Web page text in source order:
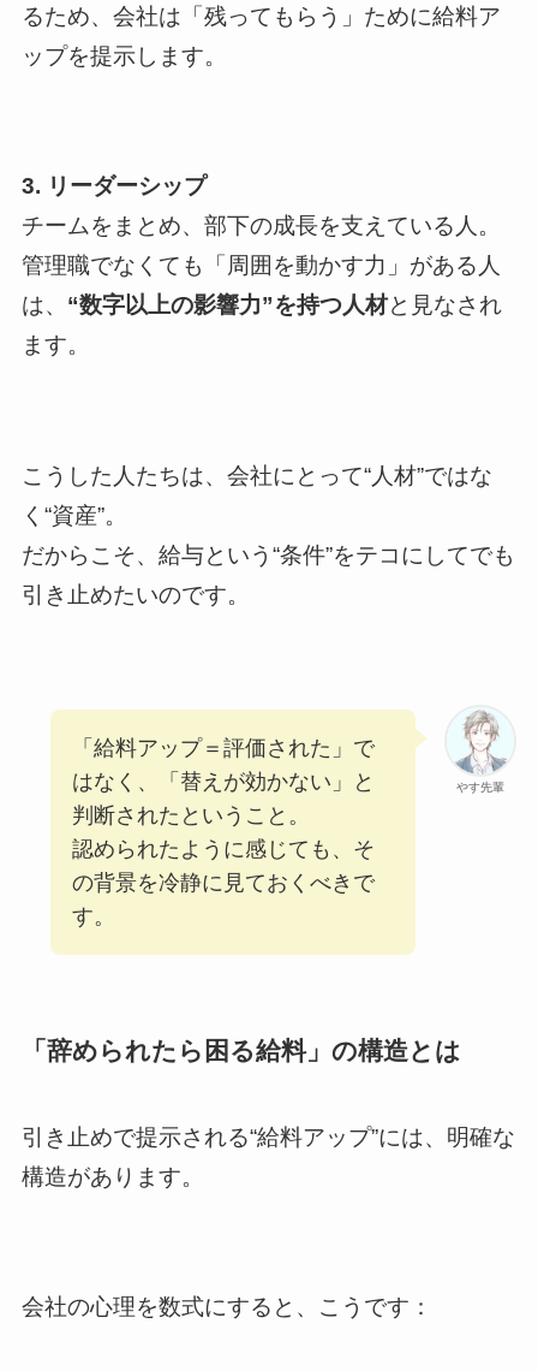
るため、会社は「残ってもらう」ために給料ア
ップを提示します。
3. リーダーシップ
チームをまとめ、部下の成長を支えている人。
管理職でなくても「周囲を動かす力」がある人
は、 “数字以上の影響力”を持つ人材と見なされ
ます。
こうした人たちは、会社にとって“人材”ではな
く“資産”。
だからこそ、給与という“条件”をテコにしてでも
引き止めたいのです。
やす先輩
「給料アップ＝評価された」で
はなく、「替えが効かない」と
判断されたということ。
認められたように感じても、そ
の背景を冷静に見ておくべきで
す。
「辞められたら困る給料」の構造とは
引き止めで提示される“給料アップ”には、明確な
構造があります。
会社の心理を数式にすると、こうです：